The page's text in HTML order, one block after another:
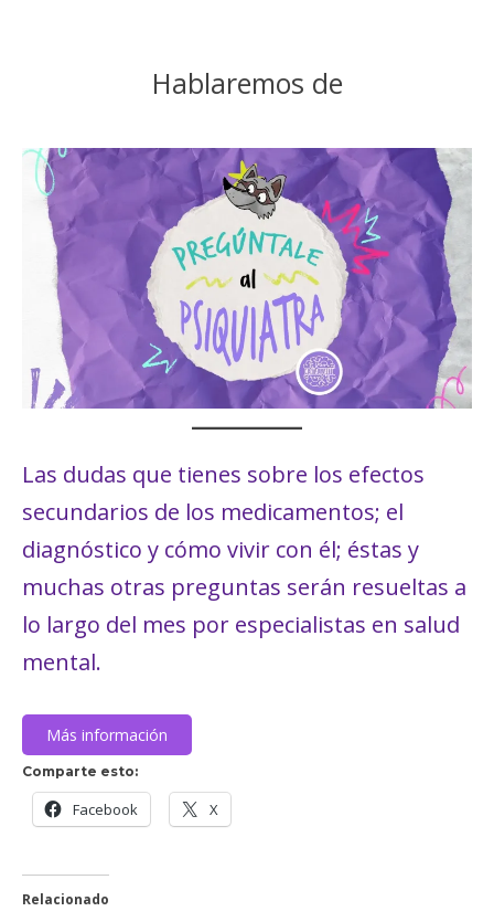
Hablaremos de
Las dudas que tienes sobre los efectos
secundarios de los medicamentos; el
diagnóstico y cómo vivir con él; éstas y
muchas otras preguntas serán resueltas a
lo largo del mes por especialistas en salud
mental.
Más información
Comparte esto:
Facebook X
Relacionado